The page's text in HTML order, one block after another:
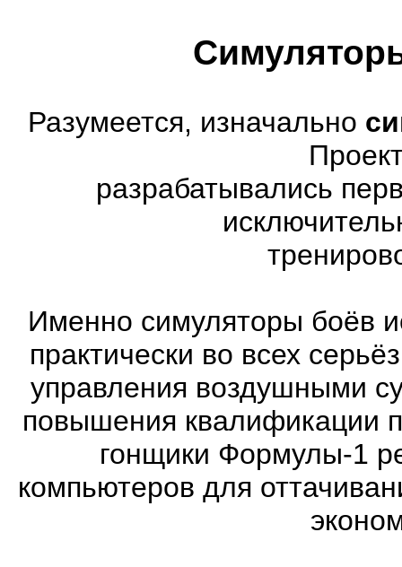
Разумеется, изначально
разрабатывались
Именно симуляторы боёв
практически во всех
управления воздушными
повышения квалификации
гонщики Формулы-1
компьютеров для